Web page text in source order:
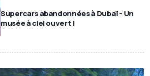
Supercars abandonnées à Dubaï - Un
musée à ciel ouvert !